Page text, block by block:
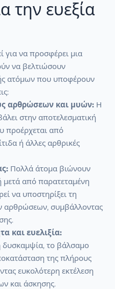
την ευεξία
για να προσφέρει μια
να βελτιώσουν
ατόμων που υποφέρουν
αρθρώσεων και μυών: Η
στην αποτελεσματική
προέρχεται από
ή άλλες αρθρικές
Πολλά άτομα βιώνουν
μετά από παρατεταμένη
να υποστηρίξει τη
συμβάλλοντας
και ευελιξία:
δυσκαμψία, το βάλσαμο
της πλήρους
ευκολότερη εκτέλεση
και άσκησης.